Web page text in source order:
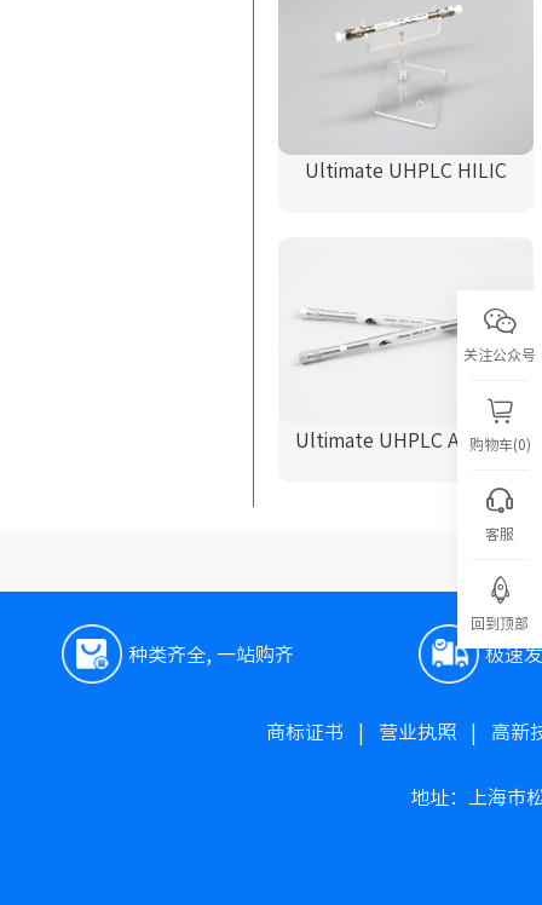
Ultimate UHPLC HILIC
Ultimate UHPLC AQ-C18
种类齐全, 一站购齐 极速
商标证书 营业执照| 高新
地址：上海市
关注公众号
购物车(0)
客服
回到顶部